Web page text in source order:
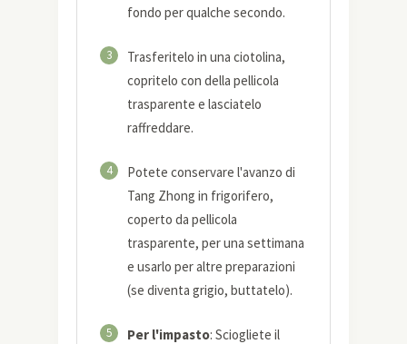
fondo per qualche secondo.
3
Trasferitelo in una ciotolina,
copritelo con della pellicola
trasparente e lasciatelo
raffreddare.
4
Potete conservare l'avanzo di
Tang Zhong in frigorifero,
coperto da pellicola
trasparente, per una settimana
e usarlo per altre preparazioni
(se diventa grigio, buttatelo).
5 Per l'impasto: Sciogliete il